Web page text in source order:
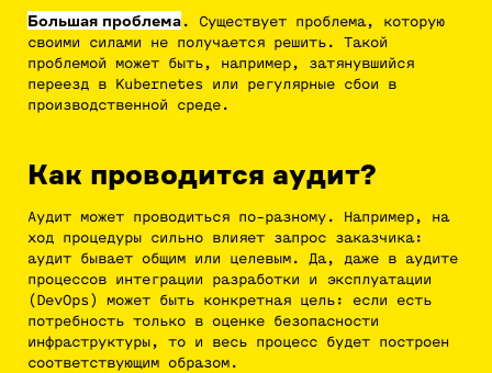
Большая проблема. Существует проблема, которую
своими силами не получается решить. Такой
проблемой может быть, например, затянувшийся
переезд в Kubernetes или регулярные сбои в
производственной среде.
Как проводится аудит?
Аудит может проводиться по-разному. Например, на
ход процедуры сильно влияет запрос заказчика:
аудит бывает общим или целевым. Да, даже в аудите
процессов интеграции разработки и эксплуатации
(DevOps) может быть конкретная цель: если есть
потребность только в оценке безопасности
инфраструктуры, то и весь процесс будет построен
соответствующим образом.